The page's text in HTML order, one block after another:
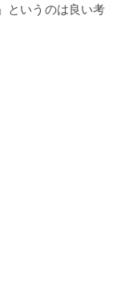
というのは良い考